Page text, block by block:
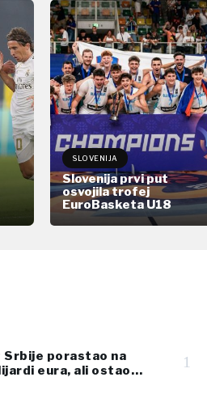
SLOVENIJA
Slovenija prvi put
osvojila trofej
EuroBasketa U18
Srbije porastao na
eura, ali ostao
BDP-a
1